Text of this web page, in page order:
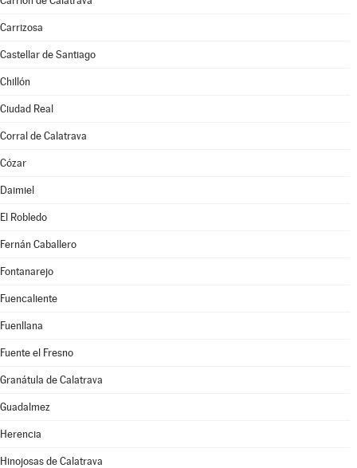
Carrizosa
Castellar de Santiago
Chillón
Ciudad Real
Corral de Calatrava
Cózar
Daimiel
El Robledo
Fernán Caballero
Fontanarejo
Fuencaliente
Fuenllana
Fuente el Fresno
Granátula de Calatrava
Guadalmez
Herencia
Hinojosas de Calatrava